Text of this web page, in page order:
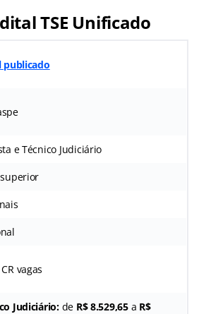
TSE Unificado
publicado
e Técnico Judiciário
vagas
Judiciário:de R$ 8.529,65a R$